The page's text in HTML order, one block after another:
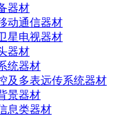
器材
动通信器材
星电视器材
器材
统器材
及多表远传系统器材
景器材
息类器材